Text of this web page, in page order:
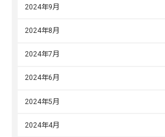
2024年9月
2024年8月
2024年7月
2024年6月
2024年5月
2024年4月